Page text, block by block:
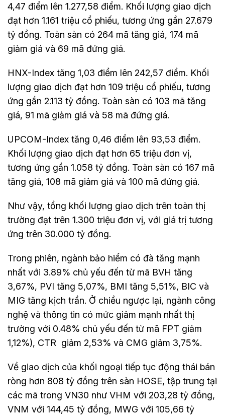
4,47 điểm lên 1.277,58 điểm. Khối lượng giao dịch
đạt hơn 1.161 triệu cổ phiếu, tương ứng gần 27.679
tỷ đồng. Toàn sàn có 264 mã tăng giá, 174 mã
giảm giá và 69 mã đứng giá.
HNX-Index tăng 1,03 điểm lên 242,57 điểm. Khối
lượng giao dịch đạt hơn 109 triệu cổ phiếu, tương
ứng gần 2.113 tỷ đồng. Toàn sàn có 103 mã tăng
giá, 91 mã giảm giá và 58 mã đứng giá.
UPCOM-Index tăng 0,46 điểm lên 93,53 điểm.
Khối lượng giao dịch đạt hơn 65 triệu đơn vị,
tương ứng gần 1.058 tỷ đồng. Toàn sàn có 167 mã
tăng giá, 108 mã giảm giá và 100 mã đứng giá.
Như vậy, tổng khối lượng giao dịch trên toàn thị
trường đạt trên 1.300 triệu đơn vị, với giá trị tương
ứng trên 30.000 tỷ đồng.
Trong phiên, ngành bảo hiểm có đà tăng mạnh
nhất với 3.89% chủ yếu đến từ mã BVH tăng
3,67%, PVI tăng 5,07%, BMI tăng 5,51%, BIC và
MIG tăng kịch trần. Ở chiều ngược lại, ngành công
nghệ và thông tin có mức giảm mạnh nhất thị
trường với 0.48% chủ yếu đến từ mã FPT giảm
1,12%), CTR giảm 2,53% và CMG giảm 3,75%.
Về giao dịch của khối ngoại tiếp tục động thái bán
ròng hơn 808 tỷ đồng trên sàn HOSE, tập trung tại
các mã trong VN30 như VHM với 203,28 tỷ đồng,
VNM với 144,45 tỷ đồng, MWG với 105,66 tỷ